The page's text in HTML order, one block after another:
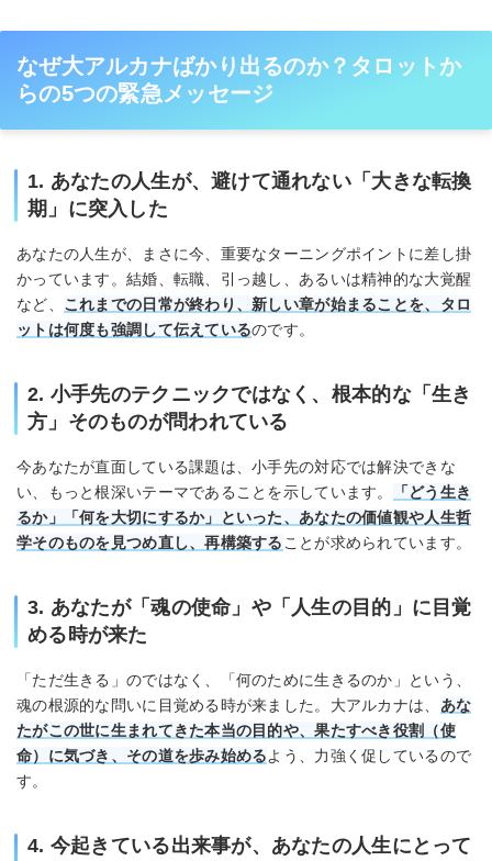
なぜ大アルカナばかり出るのか？タロットか
らの5つの緊急メッセージ
1. あなたの人生が、避けて通れない「大きな転換
期」に突入した
あなたの人生が、まさに今、重要なターニングポイントに差し掛
かっています。結婚、転職、引っ越し、あるいは精神的な大覚醒
など、 これまでの日常が終わり、新しい章が始まることを、タロ
ットは何度も強調して伝えているのです。
2. 小手先のテクニックではなく、根本的な「生き
方」そのものが問われている
今あなたが直面している課題は、小手先の対応では解決できな
い、もっと根深いテーマであることを示しています。
「どう生き
るか」「何を大切にするか」といった、あなたの価値観や人生哲
学そのものを見つめ直し、再構築することが求められています。
3. あなたが「魂の使命」や「人生の目的」に目覚
める時が来た
「ただ生きる」のではなく、「何のために生きるのか」という、
魂の根源的な問いに目覚める時が来ました。大アルカナは、 あな
たがこの世に生まれてきた本当の目的や、果たすべき役割（使
命）に気づき、その道を歩み始めるよう、力強く促しているので
す。
4. 今起きている出来事が、あなたの人生にとって